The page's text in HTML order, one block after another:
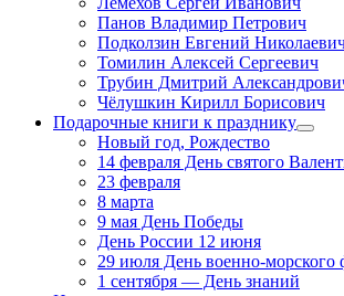
Панов Владимир Петрович
Подколзин Евгений
Томилин Алексей Сергеевич
Трубин Дмитрий
Чёлушкин Кирилл Борисович
Подарочные книги к празднику
Новый год, Рождество
14 февраля День святого
23 февраля
8 марта
9 мая День Победы
День России 12 июня
29 июля День военно-морского
1 сентября — День знаний